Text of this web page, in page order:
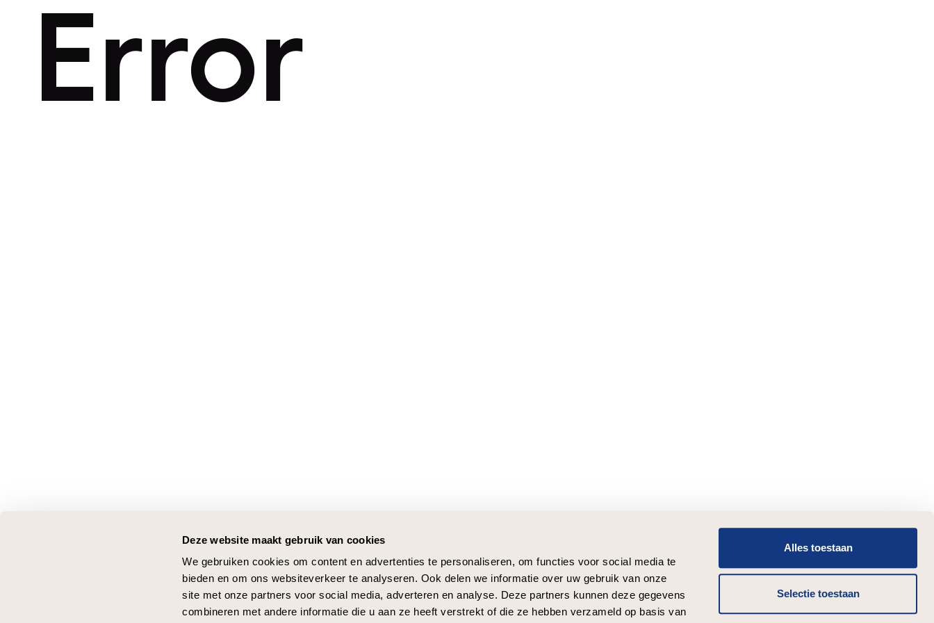
Deze website maakt gebruik van cookies
We gebruiken cookies om content en advertenties te personaliseren, om functies voor social media te
bieden en om ons websiteverkeer te analyseren. Ook delen we informatie over uw gebruik van onze
site met onze partners voor social media, adverteren en analyse. Deze partners kunnen deze gegevens
combineren met andere informatie die u aan ze heeft verstrekt of die ze hebben verzameld op basis van
Alles toestaan
Selectie toestaan
Error